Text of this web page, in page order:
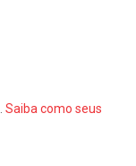
Saiba como seus